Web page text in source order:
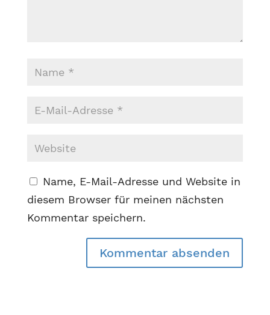
Name, E-Mail-Adresse und Website in
diesem Browser für meinen nächsten
Kommentar speichern.